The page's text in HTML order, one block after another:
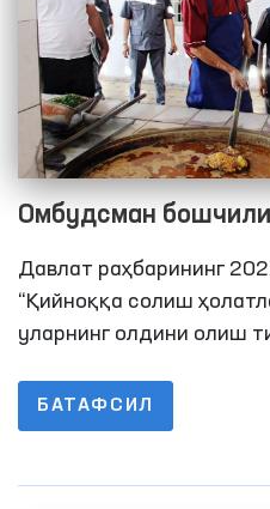
Омбудсман
ҳаракатланиш
шахслар
муассасалардаги
Давлат раҳбарининг
“Қийноққа солиш
уларнинг олдини олиш
тадбирлар
Мажлиснинг Инсон
БАТАФСИЛ